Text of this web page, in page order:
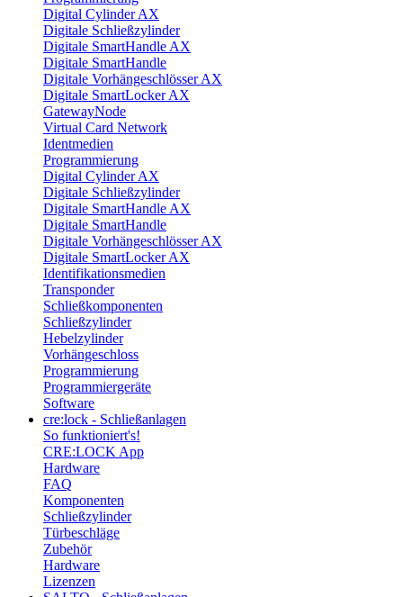
Digital Cylinder AX
Digitale Schließzylinder
Digitale SmartHandle AX
Digitale SmartHandle
Digitale Vorhängeschlösser AX
Digitale SmartLocker AX
GatewayNode
Virtual Card Network
Identmedien
Programmierung
Digital Cylinder AX
Digitale Schließzylinder
Digitale SmartHandle AX
Digitale SmartHandle
Digitale Vorhängeschlösser AX
Digitale SmartLocker AX
Identifikationsmedien
Transponder
Schließkomponenten
Schließzylinder
Hebelzylinder
Vorhängeschloss
Programmierung
Programmiergeräte
Software
cre:lock - Schließanlagen
So funktioniert's!
CRE:LOCK App
Hardware
FAQ
Komponenten
Schließzylinder
Türbeschläge
Zubehör
Hardware
Lizenzen